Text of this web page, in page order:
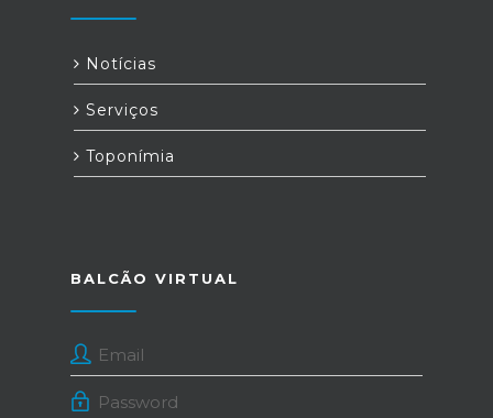
Notícias
Serviços
Toponímia
BALCÃO VIRTUAL